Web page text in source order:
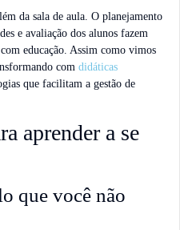
da sala de aula. O planejamento
e avaliação dos alunos fazem
educação. Assim como vimos
com didáticas
que facilitam a gestão de
aprender a se
que você não